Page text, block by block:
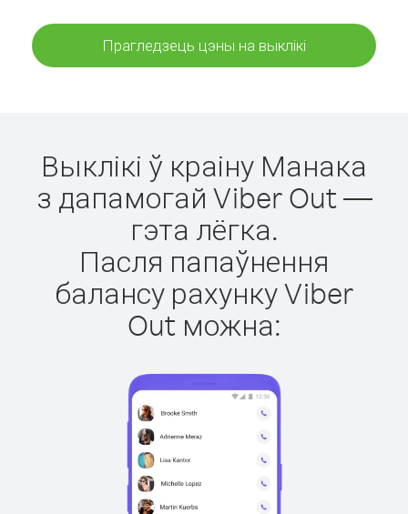
Прагледзець цэны на выклікі
Выклікі ў краіну Манака
з дапамогай Viber Out —
гэта лёгка.
Пасля папаўнення
балансу рахунку Viber
Out можна: